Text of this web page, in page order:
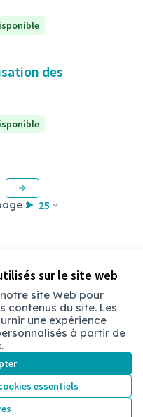
sur le site web
site Web pour
contenus du site. Les
une expérience
à partir de
essentiels
des
: 25
Licence
(Lien